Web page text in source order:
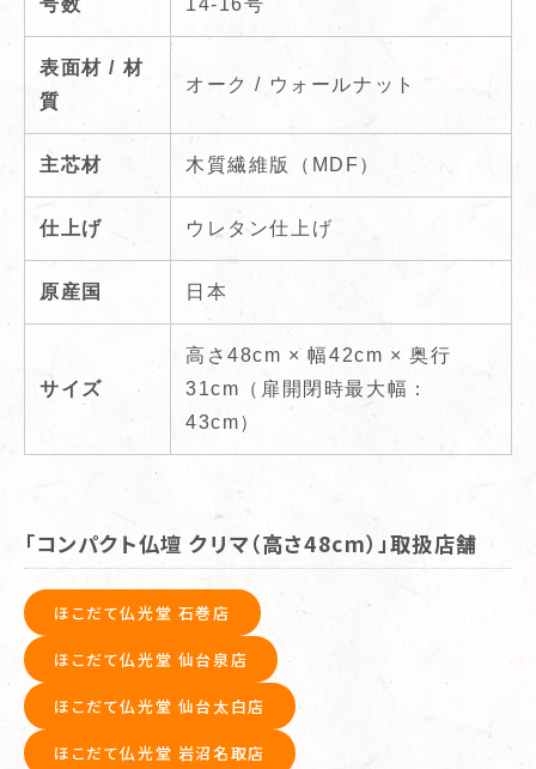
号数 14-16号
表面材 / 材
質
オーク / ウォールナット
主芯材 木質繊維版（MDF）
仕上げ ウレタン仕上げ
原産国 日本
サイズ
高さ48cm × 幅42cm × 奥行
31cm（扉開閉時最大幅：
43cm）
「コンパクト仏壇 クリマ（高さ48cm）」取扱店舗
ほこだて仏光堂 石巻店
ほこだて仏光堂 仙台泉店
ほこだて仏光堂 仙台太白店
ほこだて仏光堂 岩沼名取店